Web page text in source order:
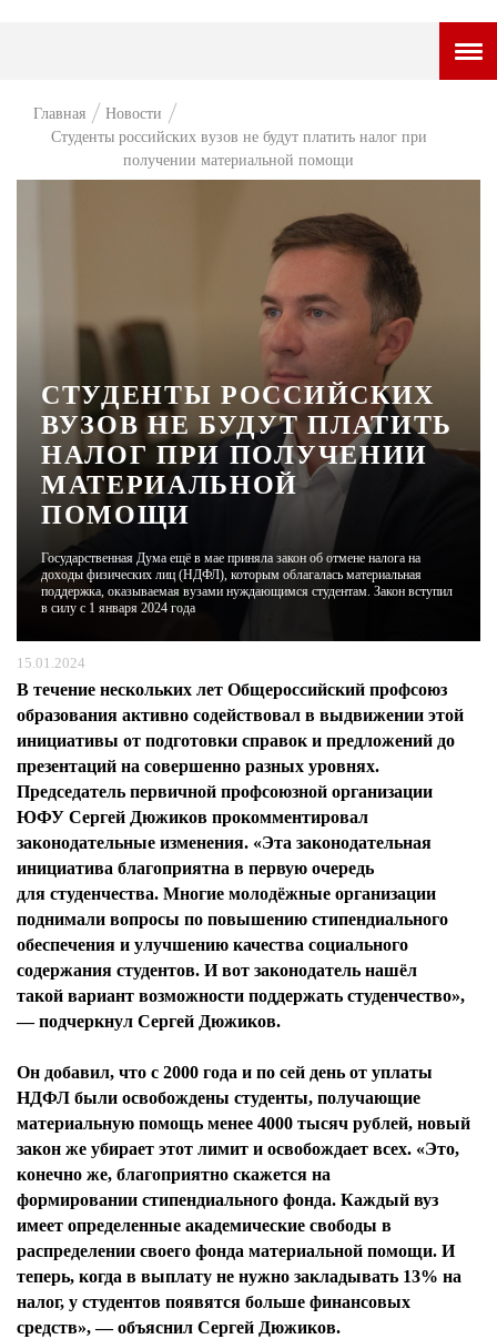
НОВОСТИ
ПРЕМЬЕРА
СТИЛЬ ЖИЗНИ
ХАЙП
ЧЕЛОВЕК ОСОБЕННЫЙ
КУЛЬТ ЕДЫ
АФИША
Главная
Новости
Студенты российских вузов не будут платить налог при
получении материальной помощи
СТУДЕНТЫ РОССИЙСКИХ
ВУЗОВ НЕ БУДУТ ПЛАТИТЬ
НАЛОГ ПРИ ПОЛУЧЕНИИ
МАТЕРИАЛЬНОЙ
ПОМОЩИ
Государственная Дума ещё в мае приняла закон об отмене налога на
доходы физических лиц (НДФЛ), которым облагалась материальная
поддержка, оказываемая вузами нуждающимся студентам. Закон вступил
в силу с 1 января 2024 года
15.01.2024
В течение нескольких лет Общероссийский профсоюз
образования активно содействовал в выдвижении этой
инициативы от подготовки справок и предложений до
презентаций на совершенно разных уровнях.
Председатель первичной профсоюзной организации
ЮФУ Сергей Дюжиков прокомментировал
законодательные изменения. «Эта законодательная
инициатива благоприятна в первую очередь
для студенчества. Многие молодёжные организации
поднимали вопросы по повышению стипендиального
обеспечения и улучшению качества социального
содержания студентов. И вот законодатель нашёл
такой вариант возможности поддержать студенчество»,
— подчеркнул Сергей Дюжиков.
Он добавил, что с 2000 года и по сей день от уплаты
НДФЛ были освобождены студенты, получающие
материальную помощь менее 4000 тысяч рублей, новый
закон же убирает этот лимит и освобождает всех. «Это,
конечно же, благоприятно скажется на
формировании стипендиального фонда. Каждый вуз
имеет определенные академические свободы в
распределении своего фонда материальной помощи. И
теперь, когда в выплату не нужно закладывать 13% на
налог, у студентов появятся больше финансовых
средств», — объяснил Сергей Дюжиков.